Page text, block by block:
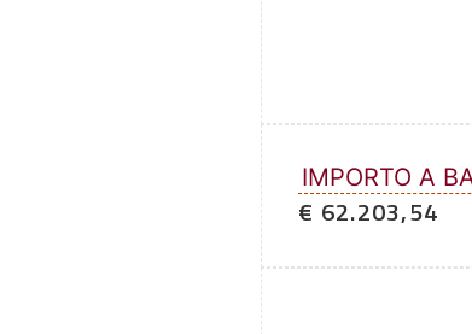
IMPORTO A
€ 62.203,54